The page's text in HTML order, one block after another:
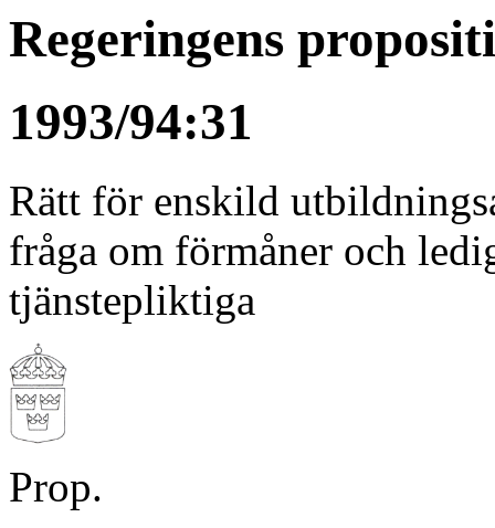
Regeringens
1993/94:31
Rätt för enskild
fråga om förmåner och
tjänstepliktiga
Prop.